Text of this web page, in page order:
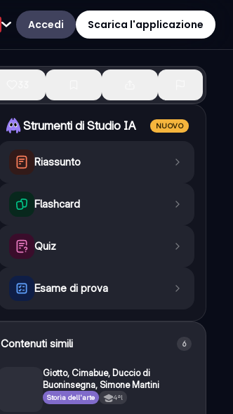
Accedi Scarica l'applicazione
Strumenti di Studio IA NUOVO
Riassunto
Flashcard
Quiz
Esame di prova
Contenuti simili 6
Giotto, Cimabue, Duccio di
Buoninsegna, Simone Martini
Storia dell'arte 4ªl